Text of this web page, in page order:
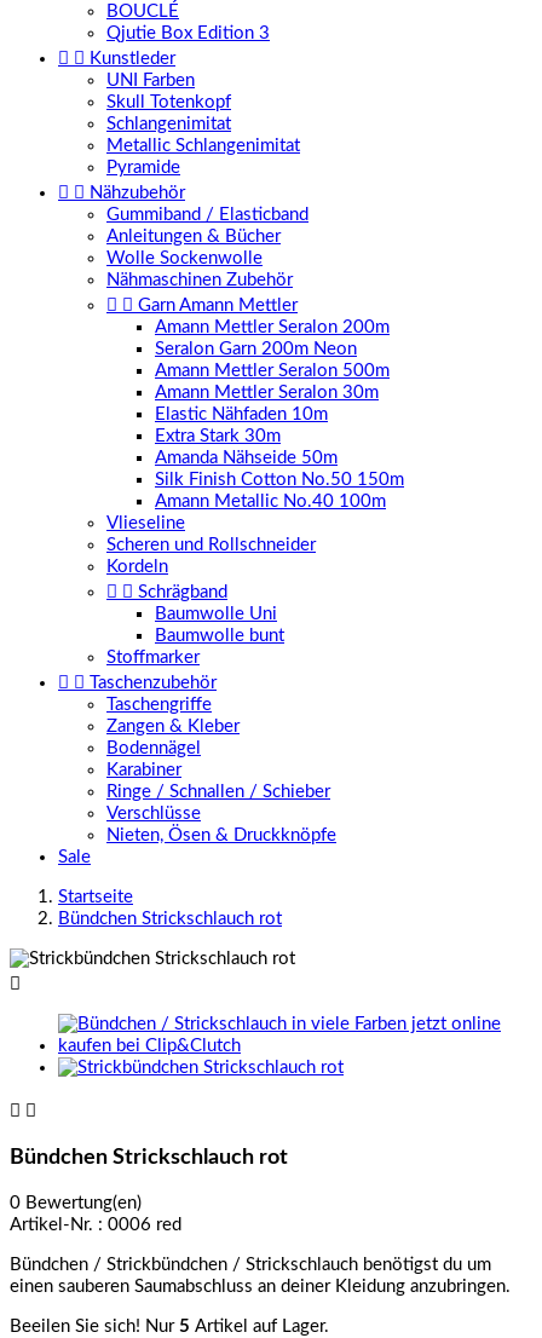
BOUCLÉ
Qjutie Box Edition 3
  Kunstleder
UNI Farben
Skull Totenkopf
Schlangenimitat
Metallic Schlangenimitat
Pyramide
  Nähzubehör
Gummiband / Elasticband
Anleitungen & Bücher
Wolle Sockenwolle
Nähmaschinen Zubehör
  Garn Amann Mettler
Amann Mettler Seralon 200m
Seralon Garn 200m Neon
Amann Mettler Seralon 500m
Amann Mettler Seralon 30m
Elastic Nähfaden 10m
Extra Stark 30m
Amanda Nähseide 50m
Silk Finish Cotton No.50 150m
Amann Metallic No.40 100m
Vlieseline
Scheren und Rollschneider
Kordeln
  Schrägband
Baumwolle Uni
Baumwolle bunt
Stoffmarker
 
Taschenzubehör
Taschengriffe
Zangen & Kleber
Bodennägel
Karabiner
Ringe / Schnallen / Schieber
Verschlüsse
Nieten, Ösen & Druckknöpfe
Sale
Startseite
Bündchen Strickschlauch rot

 
Bündchen Strickschlauch rot
0 Bewertung(en)
Artikel-Nr. : 0006 red
Bündchen / Strickbündchen / Strickschlauch benötigst du um
einen sauberen Saumabschluss an deiner Kleidung anzubringen.
Beeilen Sie sich! Nur 5 Artikel auf Lager.